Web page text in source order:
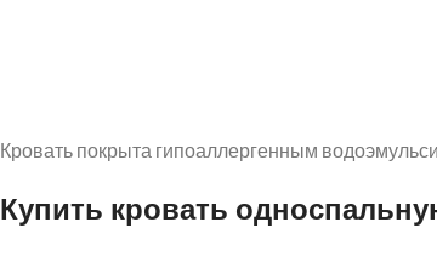
Кровать покрыта гипоаллергенным
Купить кровать